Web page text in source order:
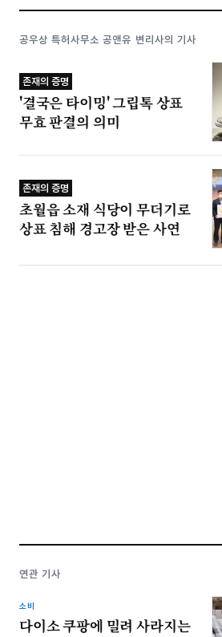
공우상 특허사무소 공앤유 변리사의 기사
존재의 증명
'결국은 타이밍' 그립톡 상표
무효 판결의 의미
존재의 증명
초월읍 소재 식당이 무더기로
상표 침해 경고장 받은 사연
연관 기사
소비
다이소 쿠팡에 밀려 사라지는